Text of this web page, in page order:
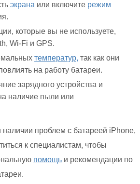
экрана или включите режим
которые вы не используете,
Wi-Fi и GPS.
температур, так как они
на работу батареи.
зарядного устройства и
наличие пыли или
наличии проблем с батареей iPhone,
к специалистам, чтобы
помощь и рекомендации по